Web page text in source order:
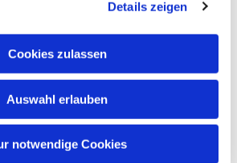
Details zeigen
Cookies zulassen
Auswahl erlauben
notwendige Cookies
Sie auch
interessieren